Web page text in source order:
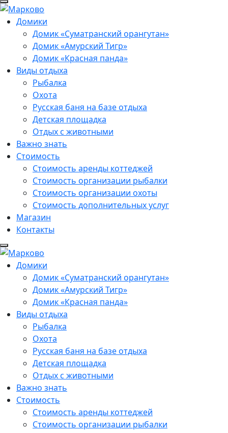
Домики
Домик «Суматранский орангутан»
Домик «Амурский Тигр»
Домик «Красная панда»
Виды отдыха
Рыбалка
Охота
Русская баня на базе отдыха
Детская площадка
Отдых с животными
Важно знать
Стоимость
Стоимость аренды коттеджей
Стоимость организации рыбалки
Стоимость организации охоты
Стоимость дополнительных услуг
Магазин
Контакты
Домики
Домик «Суматранский орангутан»
Домик «Амурский Тигр»
Домик «Красная панда»
Виды отдыха
Рыбалка
Охота
Русская баня на базе отдыха
Детская площадка
Отдых с животными
Важно знать
Стоимость
Стоимость аренды коттеджей
Стоимость организации рыбалки